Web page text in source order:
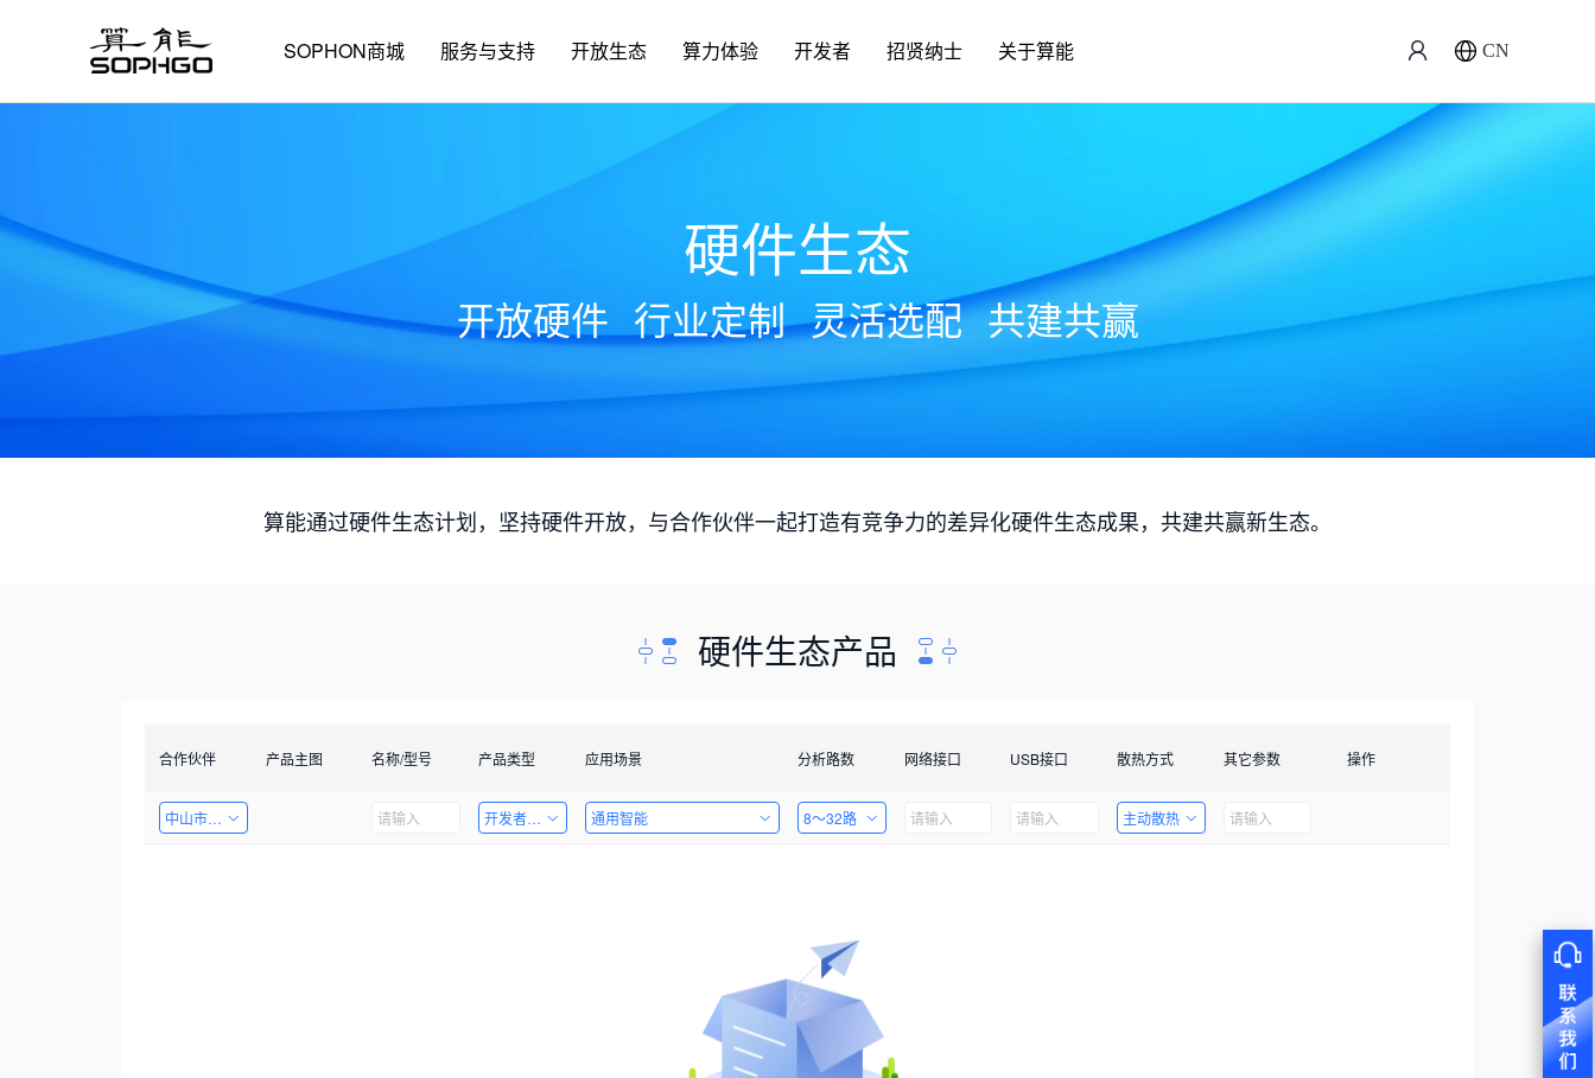
SOPHON商城 服务与支持 开放生态 算力体验 开发者 招贤纳士 关于算能 CN
硬件生态
开放硬件 行业定制 灵活选配 共建共赢
算能通过硬件生态计划，坚持硬件开放，与合作伙伴一起打造有竞争力的差异化硬件生态成果，共建共赢新生态。
硬件生态产品
合作伙伴 产品主图 名称/型号 产品类型 应用场景 分析路数 网络接口 USB接口 散热方式 其它参数 操作
中山市天启智能科技有限公司 开发者套件 通用智能 8～32路 主动散热